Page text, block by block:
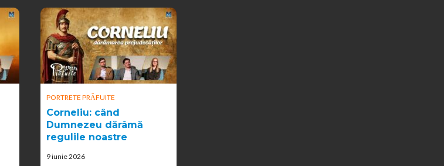
PORTRETE PRĂFUITE
Corneliu: când
Dumnezeu dărâmă
regulile noastre
9 iunie 2026